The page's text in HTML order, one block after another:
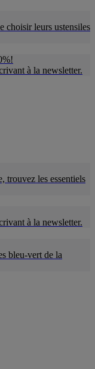
choisir leurs ustensiles
à la newsletter.
trouvez les essentiels
à la newsletter.
bleu-vert de la